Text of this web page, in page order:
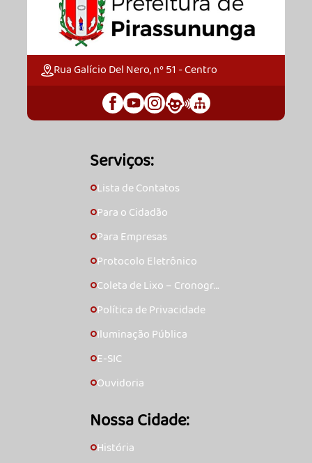
Rua Galício Del Nero, nº 51 - Centro
Serviços:
🞇Lista de Contatos
🞇Para o Cidadão
🞇Para Empresas
🞇Protocolo Eletrônico
🞇Coleta de Lixo – Cronogra
🞇Política de Privacidade
🞇Iluminação Pública
🞇E-SIC
🞇Ouvidoria
Nossa Cidade:
🞇História